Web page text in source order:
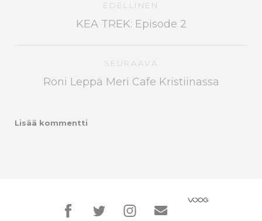
EDELLINEN
KEA TREK: Episode 2
SEURAAVA
Roni Leppä Meri Cafe Kristiinassa
Lisää kommentti